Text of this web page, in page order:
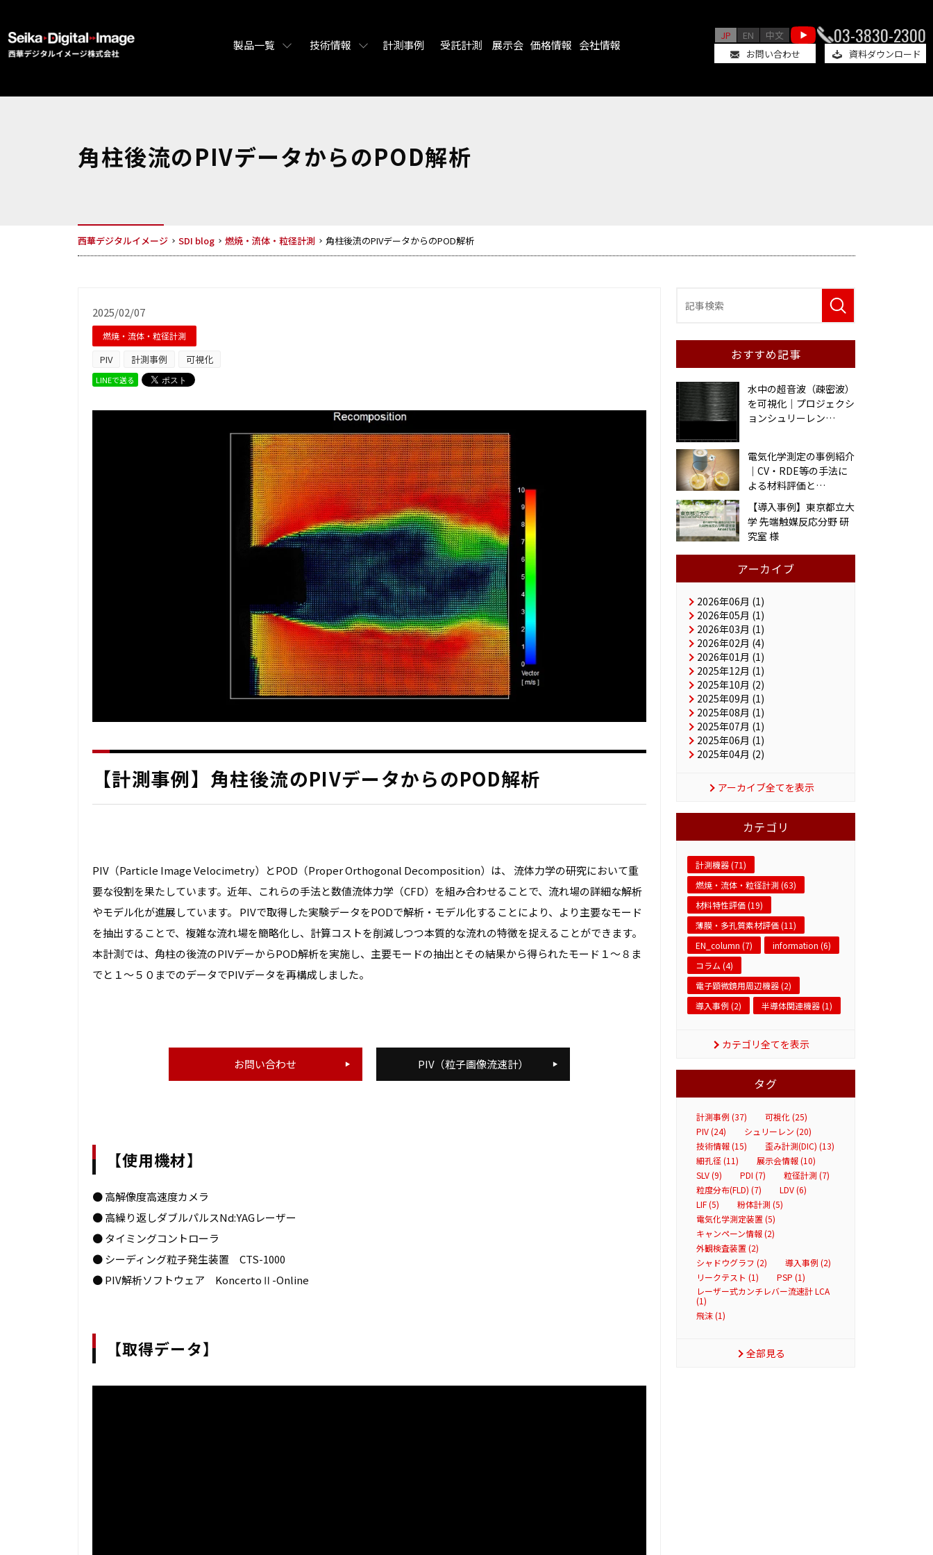
製品一覧 技術情報 計測事例 受託計測 展示会 価格情報 会社情報
JP EN 中文 03-3830-2300
お問い合わせ 資料ダウンロード
角柱後流のPIVデータからのPOD解析
西華デジタルイメージ SDI blog 燃焼・流体・粒径計測 角柱後流のPIVデータからのPOD解析
2025/02/07
燃焼・流体・粒径計測
PIV 計測事例 可視化
LINEで送る
【計測事例】角柱後流のPIVデータからのPOD解析
PIV（Particle Image Velocimetry）とPOD（Proper Orthogonal Decomposition）は、 流体力学の研究において重
要な役割を果たしています。近年、これらの手法と数値流体力学（CFD）を組み合わせることで、流れ場の詳細な解析
やモデル化が進展しています。 PIVで取得した実験データをPODで解析・モデル化することにより、より主要なモード
を抽出することで、複雑な流れ場を簡略化し、計算コストを削減しつつ本質的な流れの特徴を捉えることができます。
本計測では、角柱の後流のPIVデーからPOD解析を実施し、主要モードの抽出とその結果から得られたモード１～８ま
でと１～５０までのデータでPIVデータを再構成しました。
お問い合わせ PIV（粒子画像流速計）
【使用機材】
● 高解像度高速度カメラ
● 高繰り返しダブルパルスNd:YAGレーザー
● タイミングコントローラ
● シーディング粒子発生装置 CTS-1000
● PIV解析ソフトウェア KoncertoⅡ-Online
【取得データ】
おすすめ記事
水中の超音波（疎密波）
を可視化｜プロジェクシ
ョンシュリーレン…
電気化学測定の事例紹介
｜CV・RDE等の手法に
よる材料評価と…
【導入事例】東京都立大
学 先端触媒反応分野 研
究室 様
アーカイブ
2026年06月 (1)
2026年05月 (1)
2026年03月 (1)
2026年02月 (4)
2026年01月 (1)
2025年12月 (1)
2025年10月 (2)
2025年09月 (1)
2025年08月 (1)
2025年07月 (1)
2025年06月 (1)
2025年04月 (2)
アーカイブ全てを表示
カテゴリ
計測機器 (71)
燃焼・流体・粒径計測 (63)
材料特性評価 (19)
薄膜・多孔質素材評価 (11)
EN_column (7)
information (6)
コラム (4)
電子顕微鏡用周辺機器 (2)
導入事例 (2)
半導体関連機器 (1)
カテゴリ全てを表示
タグ
計測事例 (37)
可視化 (25)
PIV (24)
シュリーレン (20)
技術情報 (15)
歪み計測(DIC) (13)
細孔径 (11)
展示会情報 (10)
SLV (9)
PDI (7)
粒径計測 (7)
粒度分布(FLD) (7)
LDV (6)
LIF (5)
粉体計測 (5)
電気化学測定装置 (5)
キャンペーン情報 (2)
外観検査装置 (2)
シャドウグラフ (2)
導入事例 (2)
リークテスト (1)
PSP (1)
レーザー式カンチレバー流速計 LCA
(1)
飛沫 (1)
全部見る